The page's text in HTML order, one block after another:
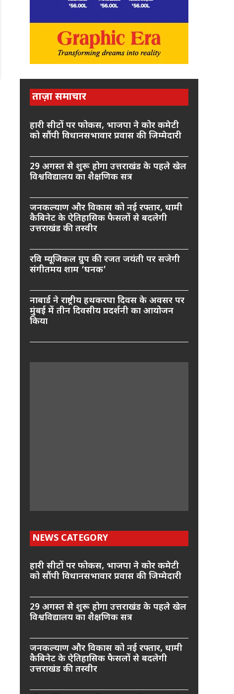
ताज़ा समाचार
हारी सीटों पर फोकस, भाजपा ने कोर कमेटी
को सौंपी विधानसभावार प्रवास की जिम्मेदारी
29 अगस्त से शुरू होगा उत्तराखंड के पहले खेल
विश्वविद्यालय का शैक्षणिक सत्र
जनकल्याण और विकास को नई रफ्तार, धामी
कैबिनेट के ऐतिहासिक फैसलों से बदलेगी
उत्तराखंड की तस्वीर
रवि म्यूजिकल ग्रुप की रजत जयंती पर सजेगी
संगीतमय शाम ‘घनक’
नाबार्ड ने राष्ट्रीय हथकरघा दिवस के अवसर पर
मुंबई में तीन दिवसीय प्रदर्शनी का आयोजन
किया
NEWS CATEGORY
हारी सीटों पर फोकस, भाजपा ने कोर कमेटी
को सौंपी विधानसभावार प्रवास की जिम्मेदारी
29 अगस्त से शुरू होगा उत्तराखंड के पहले खेल
विश्वविद्यालय का शैक्षणिक सत्र
जनकल्याण और विकास को नई रफ्तार, धामी
कैबिनेट के ऐतिहासिक फैसलों से बदलेगी
उत्तराखंड की तस्वीर